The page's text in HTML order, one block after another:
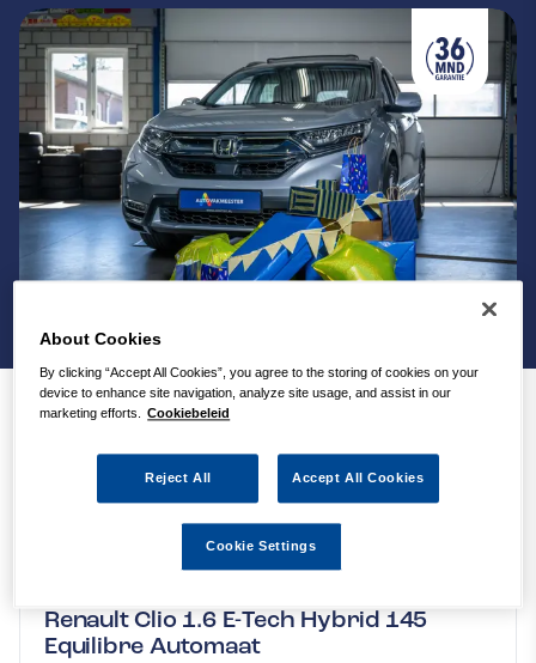
Occasions
Renault Clio 1.6 E-Tech Hybrid 145
Equilibre Automaat
About Cookies
By clicking “Accept All Cookies”, you agree to the storing of cookies on your
device to enhance site navigation, analyze site usage, and assist in our
marketing efforts.
Cookiebeleid
Reject All Accept All Cookies
Cookie Settings